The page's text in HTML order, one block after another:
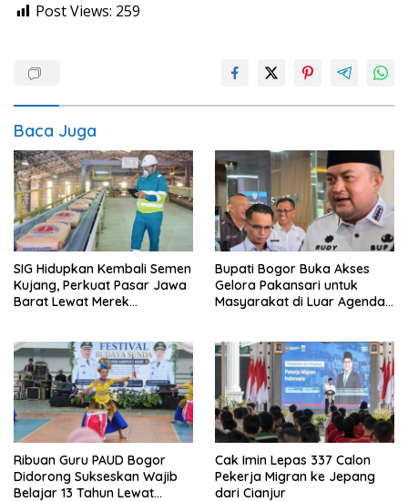
Post Views: 259
Baca Juga
SIG Hidupkan Kembali Semen
Kujang, Perkuat Pasar Jawa
Barat Lewat Merek
Bupati Bogor Buka Akses
Gelora Pakansari untuk
Masyarakat di Luar Agenda
Ribuan Guru PAUD Bogor
Didorong Sukseskan Wajib
Belajar 13 Tahun Lewat
Cak Imin Lepas 337 Calon
Pekerja Migran ke Jepang
dari Cianjur